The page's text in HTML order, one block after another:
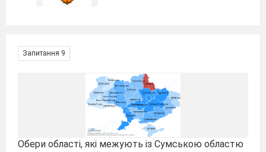
Запитання 9
Обери області, які межують із Сумською областю